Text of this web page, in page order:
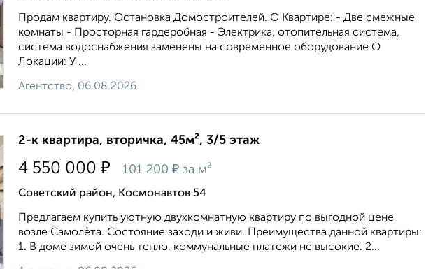
Продам квартиру. Остановка Домостроителей. О Квартире: - Две смежные
комнаты - Просторная гардеробная - Электрика, отопительная система,
система водоснабжения заменены на современное оборудование О
Локации: У ...
Агентство, 06.08.2026
2-к квартира, вторичка, 45м², 3/5 этаж
4 550 000 ₽ 101 200 ₽ за м²
Советский район, Космонавтов 54
Предлагаем купить уютную двухкомнатную квартиру по выгодной цене
возле Самолёта. Состояние заходи и живи. Преимущества данной квартиры:
1. В доме зимой очень тепло, коммунальные платежи не высокие. 2...